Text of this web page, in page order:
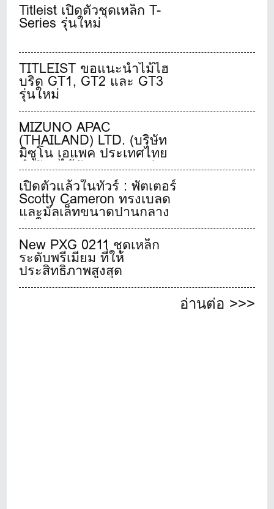
Titleist เปิดตัวชุดเหล็ก T-
Series รุ่นใหม่
TITLEIST ขอแนะนำไม้ไฮ
บริด GT1, GT2 และ GT3
รุ่นใหม่
MIZUNO APAC
(THAILAND) LTD. (บริษัท
มิซูโน เอแพค ประเทศไทย
จำกัด) ได้จัดงานแถลงข่าว
เปิดตัวเป็นผู้นำเข้าและจัด
จำหน่ายผลิตภัณฑ์มิซูโน
กอล์ฟประจำประเทศไทย
อย่างเป็นทางการ
เปิดตัวแล้วในทัวร์ : พัตเตอร์
Scotty Cameron ทรงเบลด
และมัลเล็ทขนาดปานกลาง
รุ่นใหม่
New PXG 0211 ชุดเหล็ก
ระดับพรีเมียม ที่ให้
ประสิทธิภาพสูงสุด
อ่านต่อ >>>